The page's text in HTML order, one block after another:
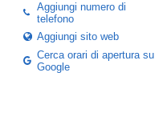
Aggiungi numero di
telefono
Aggiungi sito web
Cerca orari di apertura su
Google